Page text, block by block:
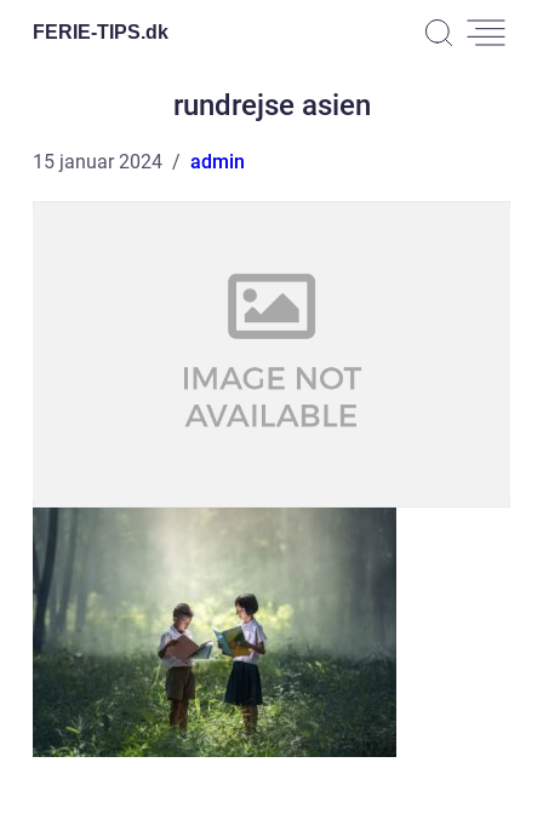
FERIE-TIPS.dk
rundrejse asien
15 januar 2024 admin